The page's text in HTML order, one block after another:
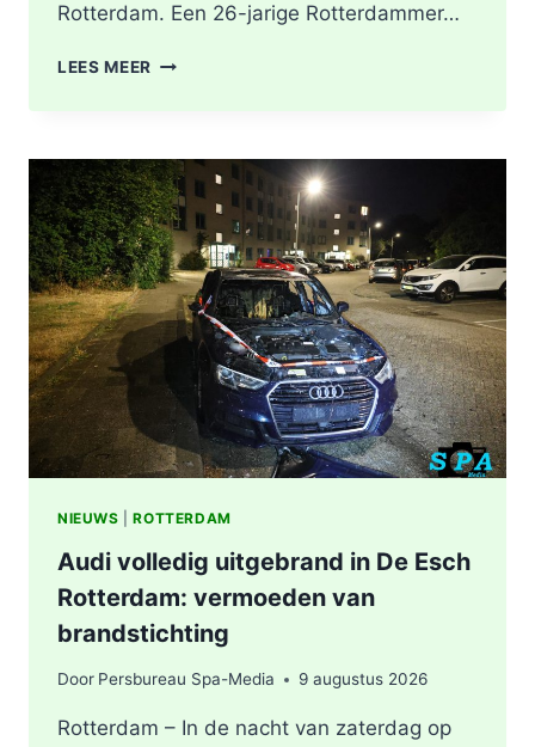
Rotterdam. Een 26-jarige Rotterdammer…
LEES MEER MAN
AANGEHOUDEN
NA
WILLEKEURIG
NEERSTEKEN
VAN
PERSONEN
IN
ROTTERDAM
NIEUWS |ROTTERDAM
Audi volledig uitgebrand in De Esch
Rotterdam: vermoeden van
brandstichting
Door Persbureau Spa-Media 9 augustus 2026
Rotterdam – In de nacht van zaterdag op